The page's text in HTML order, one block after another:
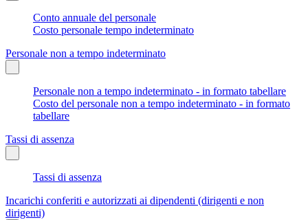
Conto annuale del personale
Costo personale tempo indeterminato
Personale non a tempo indeterminato
Personale non a tempo indeterminato - in formato tabellare
Costo del personale non a tempo indeterminato - in formato
tabellare
Tassi di assenza
Tassi di assenza
Incarichi conferiti e autorizzati ai dipendenti (dirigenti e non
dirigenti)